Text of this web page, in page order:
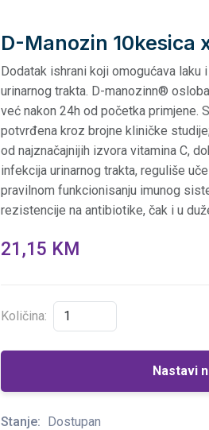
D-Manozin 10kesica
Dodatak ishrani koji omogućava
urinarnog trakta. D-manozinn®
već nakon 24h od početka primjene.
potvrđena kroz brojne kliničke
od najznačajnijih izvora vitamina C,
infekcija urinarnog trakta, reguliše
pravilnom funkcionisanju imunog
rezistencije na antibiotike, čak i u
21,15 KM
Količina:
Nastavi
Stanje: Dostupan